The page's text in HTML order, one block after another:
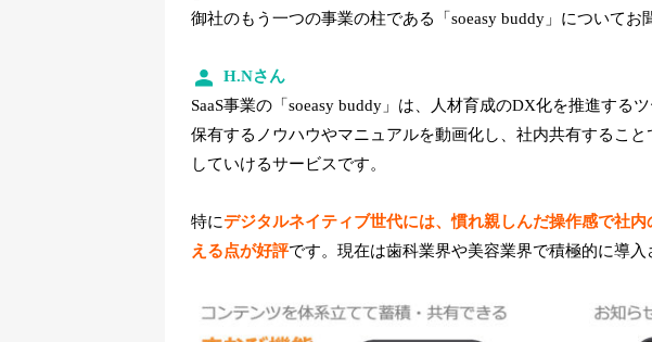
御社のもう一つの事業の柱である「soeasy buddy」についてお
H.Nさん
SaaS事業の「soeasy buddy」は、人材育成のDX化を推進する
保有するノウハウやマニュアルを動画化し、社内共有するこ
していけるサービスです。
特にデジタルネイティブ世代には、慣れ親しんだ操作感で社
える点が好評です。現在は歯科業界や美容業界で積極的に導入